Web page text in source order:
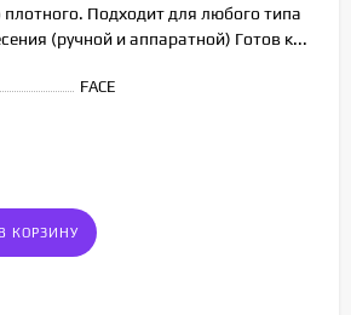
плотного. Подходит для любого типа
(ручной и аппаратной) Готов к...
FACE
В КОРЗИНУ